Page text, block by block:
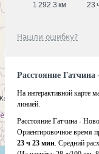
1 292.3 км 23
Нашли ошибку?
Расстояние
На интерактивной карте
линией.
Расстояние Гатчина -
Ориентировочное время
23 ч 23 мин. Средний